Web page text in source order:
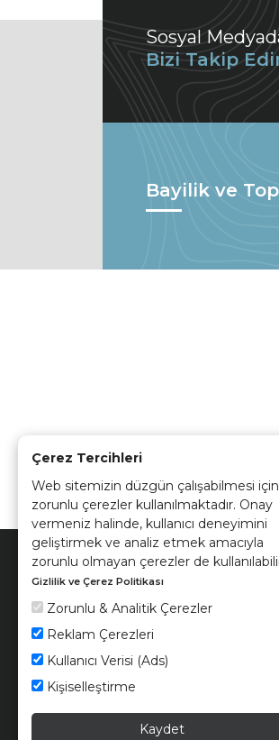
Çerez Tercihleri
Web sitemizin düzgün çalışabilmesi için
zorunlu çerezler kullanılmaktadır. Onay
vermeniz halinde, kullanıcı deneyimini
geliştirmek ve analiz etmek amacıyla
zorunlu olmayan çerezler de
Gizlilik ve Çerez Politikası
Zorunlu & Analitik Çerezler
Reklam Çerezleri
Kullanıcı Verisi (Ads)
Kişiselleştirme
Kaydet
Sosyal
Bizi Takip
Bayilik ve
Kvkk ve Çerez
© 2026 Ünsa Madencilik